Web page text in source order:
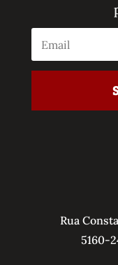
Rua
5160-